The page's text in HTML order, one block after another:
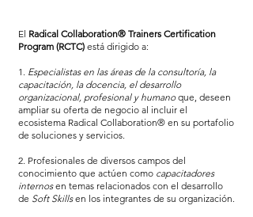
El Radical Collaboration® Trainers Certification
Program (RCTC) está dirigido a:
1. Especialistas en las áreas de la consultoría, la
capacitación, la docencia, el desarrollo
organizacional, profesional y humanoque, deseen
ampliar su oferta de negocio al incluir el
ecosistema Radical Collaboration® en su portafolio
de soluciones y servicios.
2. Profesionales de diversos campos del
conocimiento que actúen como capacitadores
internosen temas relacionados con el desarrollo
de Soft Skillsen los integrantes de su organización.